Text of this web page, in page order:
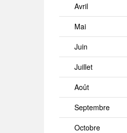
Avril
Mai
Juin
Juillet
Août
Septembre
Octobre